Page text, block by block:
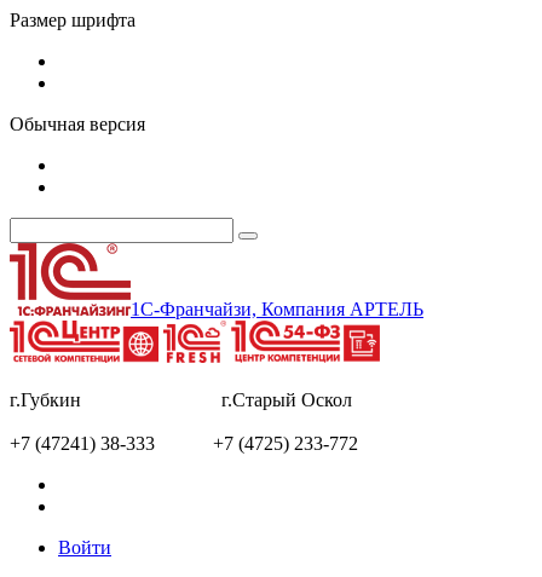
Размер шрифта
Обычная версия
1С-Франчайзи, Компания АРТЕЛЬ
г.Губкин г.Старый Оскол
+7 (47241) 38-333 +7 (4725) 233-772
Войти